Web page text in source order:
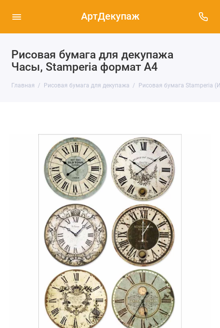
АртДекупаж
Рисовая бумага для декупажа
Часы, Stamperia формат А4
Главная Рисовая бумага для декупажа Рисовая бумага Stamperia